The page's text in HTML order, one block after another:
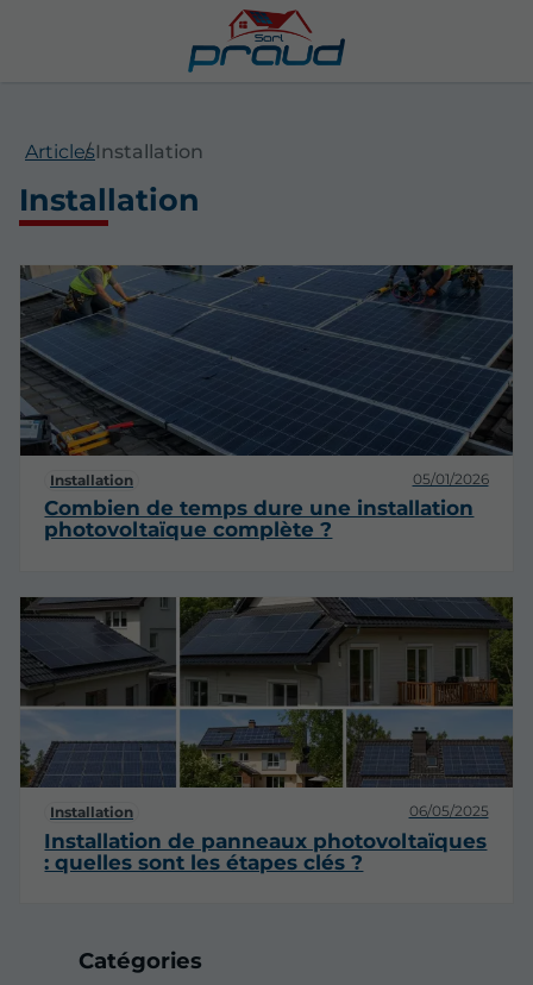
Catégories
ArticlesInstallation
Installation
Installation 05/01/2026
Combien de temps dure une installation
photovoltaïque complète ?
Installation 06/05/2025
Installation de panneaux photovoltaïques
: quelles sont les étapes clés ?